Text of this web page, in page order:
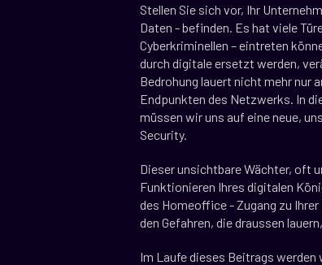
Stellen Sie sich vor, Ihr
Daten - befinden. Es hat viele
Cyberkriminellen – eintreten
durch digitale ersetzt werden,
Bedrohung lauert nicht mehr nur
Endpunkten des Netzwerks. In
müssen wir uns auf eine neue,
Security.
Dieser unsichtbare Wächter, oft
Funktionieren Ihres digitalen
des Homeoffice - Zugang zu
den Gefahren, die draussen
Im Laufe dieses Beitrags werden